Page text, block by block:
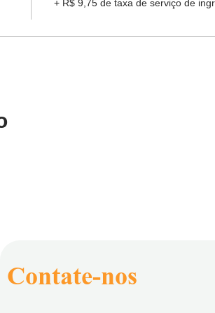
+ R$ 9,75 de taxa de serviço de
Contate-nos